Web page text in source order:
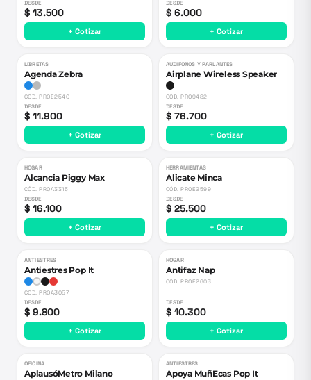
DESDE
$ 13.500
+ Cotizar
DESDE
$ 6.000
+ Cotizar
LIBRETAS
Agenda Zebra
CÓD.PROE2540
DESDE
$ 11.900
+ Cotizar
AUDIFONOS Y PARLANTES
Airplane Wireless Speaker
CÓD.PRO9482
DESDE
$ 76.700
+ Cotizar
HOGAR
Alcancia Piggy Max
CÓD.PROA3315
DESDE
$ 16.100
+ Cotizar
HERRAMIENTAS
Alicate Minca
CÓD.PROE2599
DESDE
$ 25.500
+ Cotizar
ANTIESTRES
Antiestres Pop It
CÓD.PROA3057
DESDE
$ 9.800
+ Cotizar
HOGAR
Antifaz Nap
CÓD.PROE2603
DESDE
$ 10.300
+ Cotizar
OFICINA
AplausóMetro Milano
ANTIESTRES
Apoya MuñEcas Pop It